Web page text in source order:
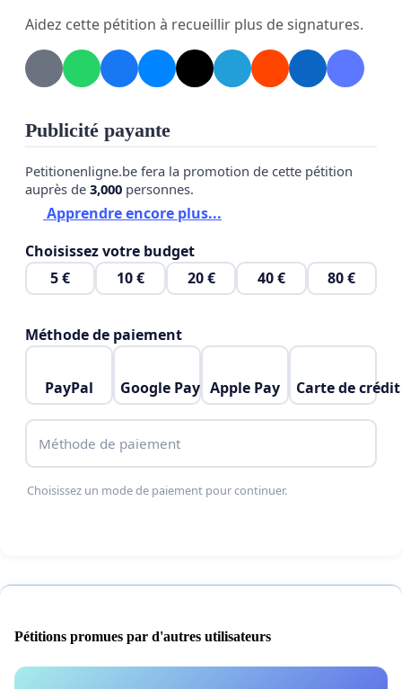
Kinsendael-Kriekenput.
Aidez cette pétition à recueillir plus de signatures.
Publicité payante
Petitionenligne.be fera la promotion de cette pétition
auprès de 3,000 personnes.
Apprendre encore plus...
Choisissez votre budget
5 €
10 € 20 € 40 € 80 €
Méthode de paiement
PayPal Google Pay Apple Pay Carte de crédit
Méthode de paiement
Choisissez un mode de paiement pour continuer.
Pétitions promues par d'autres utilisateurs